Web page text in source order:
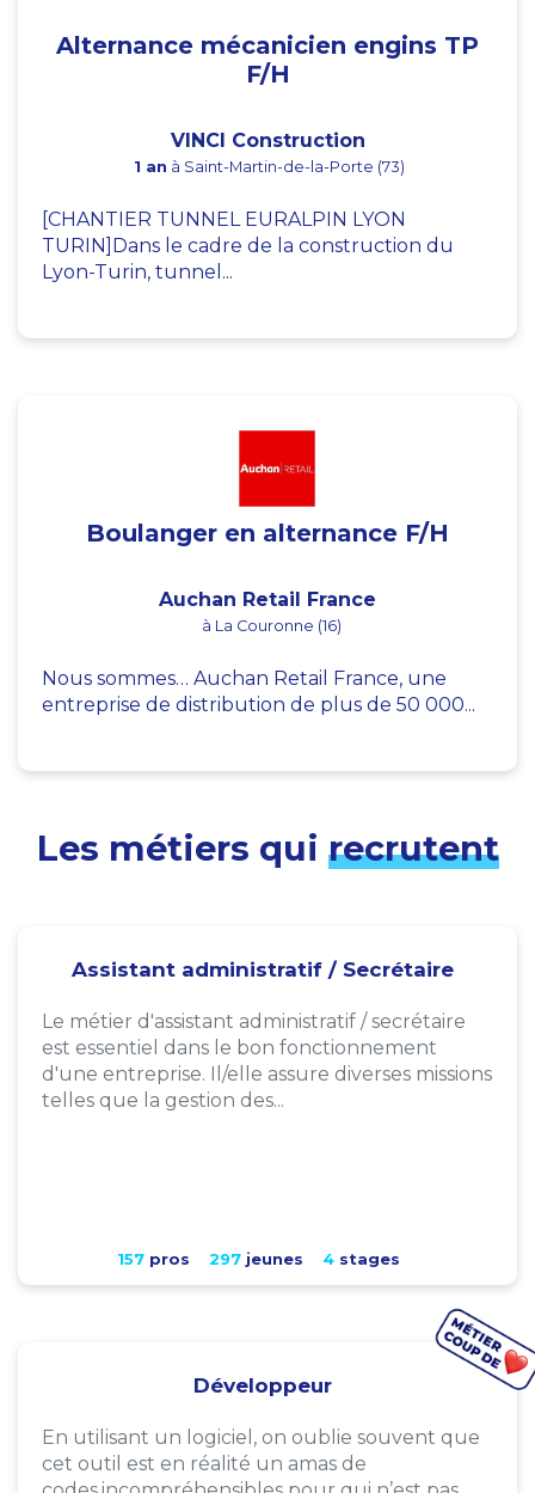
Alternance mécanicien engins TP
F/H
VINCI Construction
1 an à Saint-Martin-de-la-Porte (73)
[CHANTIER TUNNEL EURALPIN LYON
TURIN]Dans le cadre de la construction du
Lyon-Turin, tunnel...
Boulanger en alternance F/H
Auchan Retail France
à La Couronne (16)
Nous sommes… Auchan Retail France, une
entreprise de distribution de plus de 50 000...
Les métiers qui recrutent
Assistant administratif / Secrétaire
Le métier d'assistant administratif / secrétaire
est essentiel dans le bon fonctionnement
d'une entreprise. Il/elle assure diverses missions
telles que la gestion des...
157pros 297jeunes 4stages
Développeur
En utilisant un logiciel, on oublie souvent que
cet outil est en réalité un amas de